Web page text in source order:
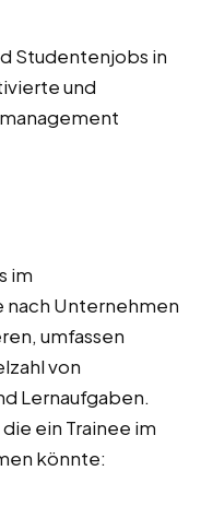
Studentenjobs in
und
im
Unternehmen
umfassen
von
Lernaufgaben.
ein Trainee im
könnte: